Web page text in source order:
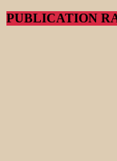
PUBLICATION